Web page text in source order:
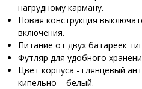
нагрудному карману.
Новая конструкция
включения.
Питание от двух батареек
Футляр для удобного
Цвет корпуса - глянцевый
кипельно – белый.